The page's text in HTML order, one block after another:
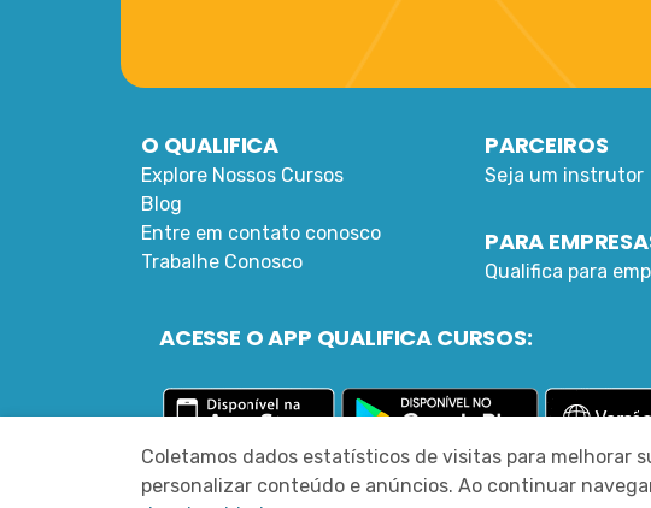
O QUALIFICA
Explore Nossos Cursos
Blog
Entre em contato conosco
Trabalhe Conosco
PARCEIROS
Seja um instrutor
PARA
Qualifica para
ACESSE O APP QUALIFICA CURSOS:
©2022 DESENVOLVIDO PELA MLEARN
Coletamos dados estatísticos de visitas para melhorar
personalizar conteúdo e anúncios. Ao continuar